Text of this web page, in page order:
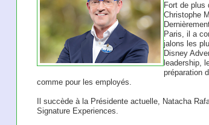
Fort de plus
Christophe
Paris, il a
jalons les
Disney
leadership,
préparation
comme pour les employés.
Il succède à la Présidente actuelle, Natacha
Signature Experiences.